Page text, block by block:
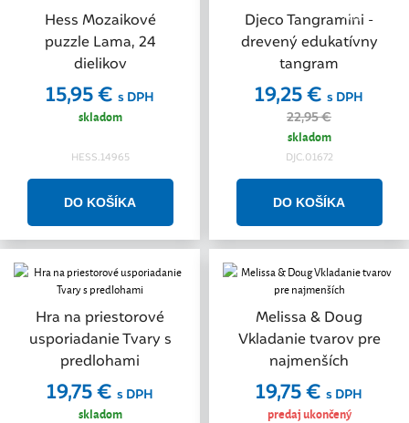
Hess Mozaikové
puzzle Lama, 24
dielikov
15,95 € s DPH
skladom
HESS.14965
Djeco Tangramini -
drevený edukatívny
tangram
Akcia
19,25 € s DPH
22,95 €
skladom
DJC.01672
Hra na priestorové
usporiadanie Tvary s
predlohami
19,75 € s DPH
skladom
Melissa & Doug
Vkladanie tvarov pre
najmenších
19,75 € s DPH
predaj ukončený